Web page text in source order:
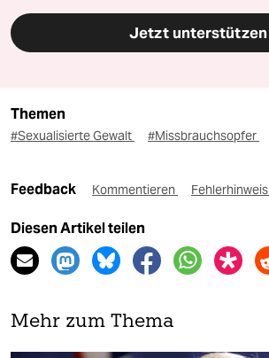
Jetzt unterstützen
Themen
#Sexualisierte Gewalt #Missbrauchsopfer
Feedback Kommentieren Fehlerhinweis
Diesen Artikel teilen
Mehr zum Thema